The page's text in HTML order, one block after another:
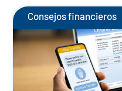
Consejos financieros